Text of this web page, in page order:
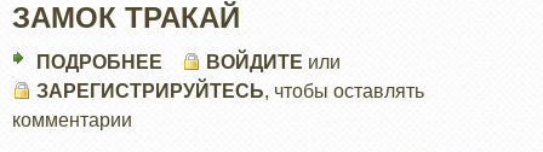
ЗАМОК ТРАКАЙ
ПОДРОБНЕЕ
ЗАМОК
ВОЙДИТЕ или
ЗАРЕГИСТРИРУЙТЕСЬ, чтобы оставлять
комментарии